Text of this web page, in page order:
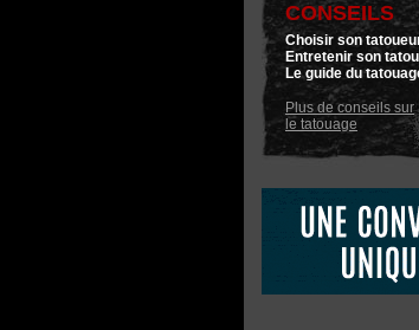
CONSEILS
Choisir son
Entretenir son
Le guide du
Plus de conseils sur
le tatouage